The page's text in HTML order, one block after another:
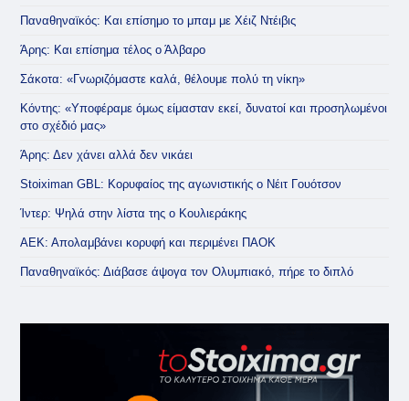
Παναθηναϊκός: Και επίσημο το μπαμ με Χέιζ Ντέιβις
Άρης: Και επίσημα τέλος ο Άλβαρο
Σάκοτα: «Γνωριζόμαστε καλά, θέλουμε πολύ τη νίκη»
Κόντης: «Υποφέραμε όμως είμασταν εκεί, δυνατοί και προσηλωμένοι
στο σχέδιό μας»
Άρης: Δεν χάνει αλλά δεν νικάει
Stoiximan GBL: Κορυφαίος της αγωνιστικής ο Νέιτ Γουότσον
Ίντερ: Ψηλά στην λίστα της ο Κουλιεράκης
ΑΕΚ: Απολαμβάνει κορυφή και περιμένει ΠΑΟΚ
Παναθηναϊκός: Διάβασε άψογα τον Ολυμπιακό, πήρε το διπλό